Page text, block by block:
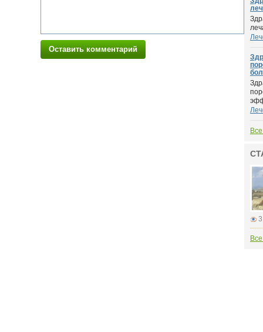
Оставить комментарий